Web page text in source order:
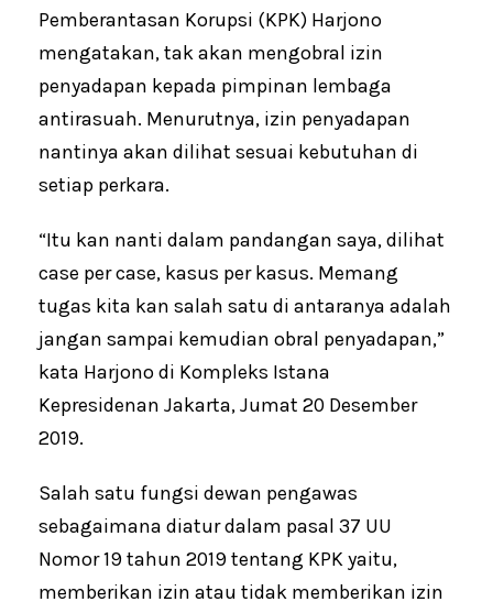
Pemberantasan Korupsi (KPK) Harjono
mengatakan, tak akan mengobral izin
penyadapan kepada pimpinan lembaga
antirasuah. Menurutnya, izin penyadapan
nantinya akan dilihat sesuai kebutuhan di
setiap perkara.
“Itu kan nanti dalam pandangan saya, dilihat
case per case, kasus per kasus. Memang
tugas kita kan salah satu di antaranya adalah
jangan sampai kemudian obral penyadapan,”
kata Harjono di Kompleks Istana
Kepresidenan Jakarta, Jumat 20 Desember
2019.
Salah satu fungsi dewan pengawas
sebagaimana diatur dalam pasal 37 UU
Nomor 19 tahun 2019 tentang KPK yaitu,
memberikan izin atau tidak memberikan izin